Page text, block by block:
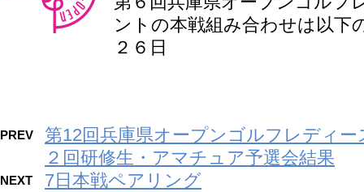
ントの本戦組み合わせは以
２６日
PREV
第12回兵庫県オープンゴルフレディ
２回研修生・アマチュア予選会結果
NEXT 7日本戦ペアリング